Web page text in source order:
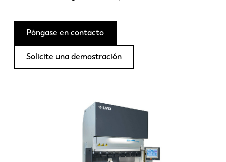
Póngase en contacto
Solicite una demostración
Industrias y soluciones
Vacantes
Contacto